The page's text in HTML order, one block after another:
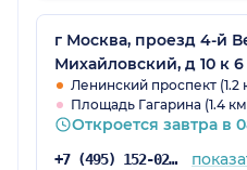
(протоколы и
медицинской помощи),
ДМС. Если у Вас
тактике лечения,
для разъяснений к
Настюковой Е.Г. устно
форме, а не писать в
г Москва, проезд 4-й
Михайловский, д 10 к 6
Ленинский проспект (1.2
Площадь Гагарина (1.4
Откроется завтра в
+7 (495) 152-02-96